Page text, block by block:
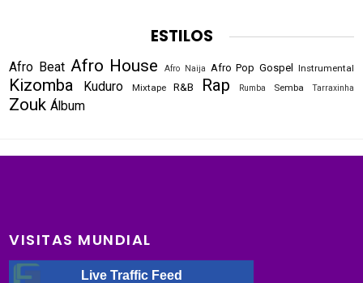
ESTILOS
Afro Beat Afro House Afro Naija Afro Pop Gospel Instrumental
Kizomba Kuduro Mixtape R&B Rap Rumba Semba Tarraxinha
Zouk Álbum
VISITAS MUNDIAL
Live Traffic Feed